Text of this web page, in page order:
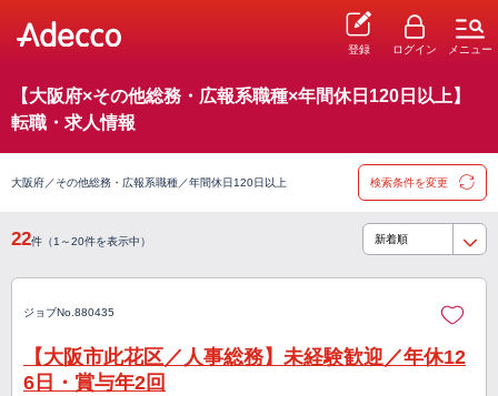
登録 ログイン メニュー
【大阪府×その他総務・広報系職種×年間休日120日以上】
転職・求人情報
大阪府／その他総務・広報系職種／年間休日120日以上 検索条件を変更
22件（1～20件を表示中）
ジョブNo.880435
【大阪市此花区／人事総務】未経験歓迎／年休12
6日・賞与年2回